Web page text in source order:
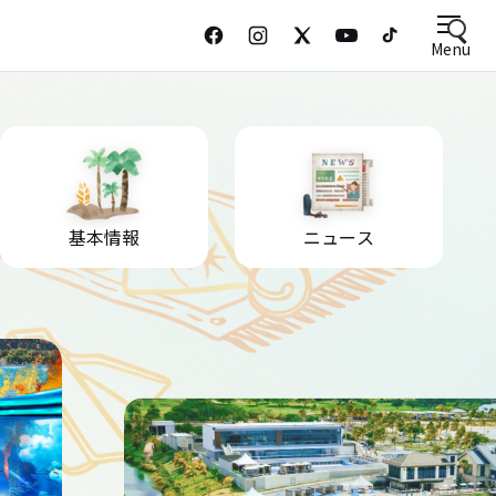
Menu
基本情報 ニュース